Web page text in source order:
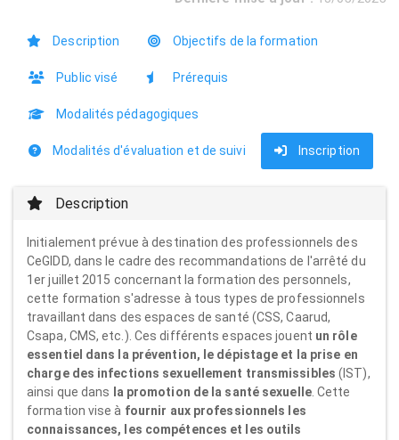
Description Objectifs de la formation
Public visé Prérequis
Modalités pédagogiques
Modalités d'évaluation et de suivi Inscription
Description
Initialement prévue à destination des professionnels des
CeGIDD, dans le cadre des recommandations de l'arrêté du
1er juillet 2015 concernant la formation des personnels,
cette formation s'adresse à tous types de professionnels
travaillant dans des espaces de santé (CSS, Caarud,
Csapa, CMS, etc.). Ces différents espaces jouent un rôle
essentiel dans la prévention, le dépistage et la prise en
charge des infections sexuellement transmissibles (IST),
ainsi que dans la promotion de la santé sexuelle. Cette
formation vise à fournir aux professionnels les
connaissances, les compétences et les outils